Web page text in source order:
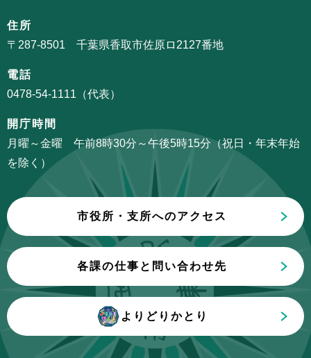
ン
こ
こ
か
ゲ
ー
ョ
ン
こ
こ
ま
住所
〒287-8501 千葉県香取市佐原ロ2127番地
電話
0478-54-1111（代表）
開庁時間
月曜～金曜 午前8時30分～午後5時15分（祝日・年末年始
を除く）
市役所・支所へのアクセス
各課の仕事と問い合わせ先
よりどりかとり